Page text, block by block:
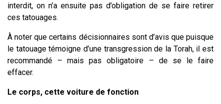
interdit, on n’a ensuite pas d’obligation de se faire retirer
ces tatouages.
À noter que certains décisionnaires sont d’avis que puisque
le tatouage témoigne d’une transgression de la Torah, il est
recommandé – mais pas obligatoire – de se le faire
effacer.
Le corps, cette voiture de fonction